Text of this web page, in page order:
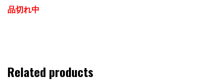
品切れ中
Related products